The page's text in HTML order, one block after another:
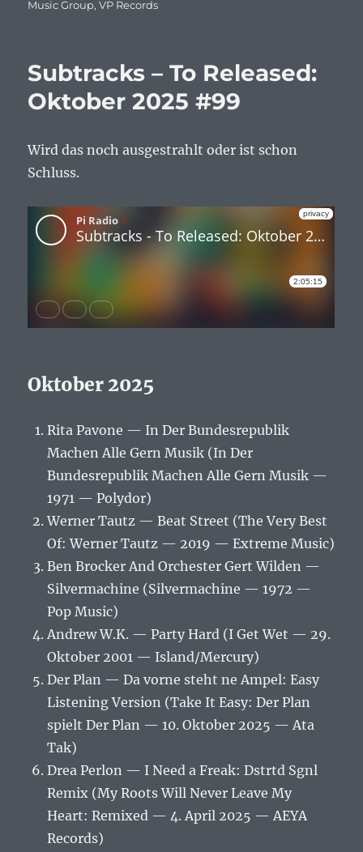
Music Group,VP Records
Subtracks – To Released:
Oktober 2025 #99
Wird das noch ausgestrahlt oder ist schon
Schluss.
Oktober 2025
Rita Pavone — In Der Bundesrepublik
Machen Alle Gern Musik (In Der
Bundesrepublik Machen Alle Gern Musik —
1971 — Polydor)
Werner Tautz — Beat Street (The Very Best
Of: Werner Tautz — 2019 — Extreme Music)
Ben Brocker And Orchester Gert Wilden —
Silvermachine (Silvermachine — 1972 —
Pop Music)
Andrew W.K. — Party Hard (I Get Wet — 29.
Oktober 2001 — Island/Mercury)
Der Plan — Da vorne steht ne Ampel: Easy
Listening Version (Take It Easy: Der Plan
spielt Der Plan — 10. Oktober 2025 — Ata
Tak)
Drea Perlon — I Need a Freak: Dstrtd Sgnl
Remix (My Roots Will Never Leave My
Heart: Remixed — 4. April 2025 — AEYA
Records)